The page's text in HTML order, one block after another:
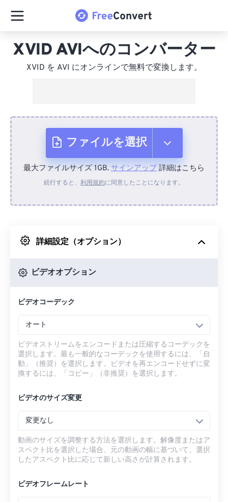
XVID AVIへのコンバーター
XVID を AVI にオンラインで無料で変換します。
ファイルを選択
デバイスから
Googleドライブから
最大ファイルサイズ 1GB. サインアップ詳細はこちら
続行すると、 利用規約に同意したことになります。
詳細設定（オプション）
ビデオオプション
ビデオコーデック
オート
ビデオストリームをエンコードまたは圧縮するコーデックを
選択します。最も一般的なコーデックを使用するには、「自
動」（推奨）を選択します。ビデオを再エンコードせずに変
換するには、「コピー」（非推奨）を選択します。
ビデオのサイズ変更
変更なし
動画のサイズを調整する方法を選択します。解像度またはア
スペクト比を選択した場合、元の動画の幅に基づいて、選択
したアスペクト比に応じて新しい高さが計算されます。
ビデオフレームレート